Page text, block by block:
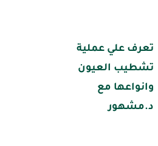
تعرف علي عملية
تشطيب العيون
وانواعها مع
د.مشهور